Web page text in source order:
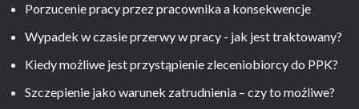
Porzucenie pracy przez pracownika a konsekwencje
Wypadek w czasie przerwy w pracy - jak jest traktowany?
Kiedy możliwe jest przystąpienie zleceniobiorcy do PPK?
Szczepienie jako warunek zatrudnienia – czy to możliwe?